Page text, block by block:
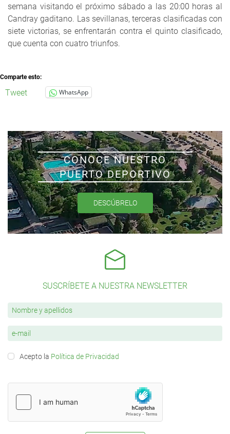
semana visitando el próximo sábado a las 20:00 horas al
Candray gaditano. Las sevillanas, terceras clasificadas con
siete victorias, se enfrentarán contra el quinto clasificado,
que cuenta con cuatro triunfos.
Comparte esto:
Tweet WhatsApp
CONOCE NUESTRO
PUERTO DEPORTIVO
DESCÚBRELO
SUSCRÍBETE A NUESTRA NEWSLETTER
Acepto la Política de Privacidad